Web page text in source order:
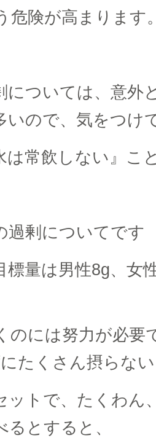
危険が高まります
については、意外
いので、気をつけ
は常飲しない』こ
過剰についてです
標量は男性8g、女
のには努力が必要
たくさん摂らな
ットで、たくわん
るとすると、